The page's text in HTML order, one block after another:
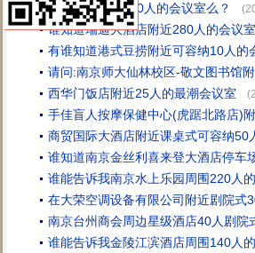
在美信附近有260人的会议室么？
谁知道瑞迪大酒店附近280人的会议
有谁知道港式豆捞附近可容纳10人的
请问:南京师大仙林校区-敬文图书馆
西华门饭店附近25人的最潮会议室
手佳盲人按摩保健中心(虎踞北路店)
商贸国际大酒店附近课桌式可容纳50
谁知道南京金丝利喜来登大酒店停车
谁能告诉我南京水上乐园周围220人
在大荣空调设备有限公司附近剧院式
南京台州商会周边星级酒店40人剧院
谁能告诉我金陵江滨酒店周围140人